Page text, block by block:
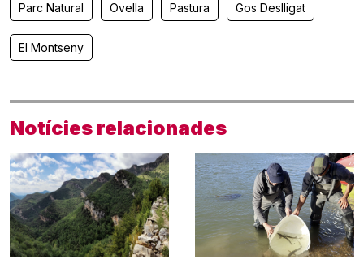
Parc Natural Ovella Pastura Gos Deslligat
El Montseny
Notícies relacionades